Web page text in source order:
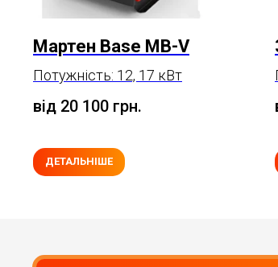
Мартен Base МВ-V
Потужність: 12, 17 кВт
від 20 100 грн.
ДЕТАЛЬНІШЕ